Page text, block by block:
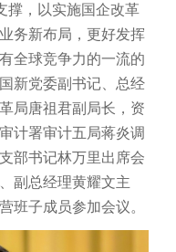
撑，以实施国企改革
务新布局，更好发挥
全球竞争力的一流的
新党委副书记、总经
局唐祖君副局长，资
计署审计五局蒋炎调
部书记林万里出席会
副总经理黄耀文主
班子成员参加会议。